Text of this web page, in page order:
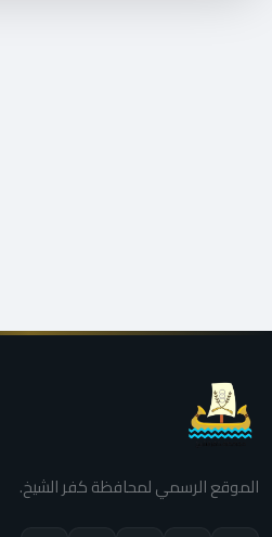
الموقع الرسمي لمحافظة كفر الشيخ.